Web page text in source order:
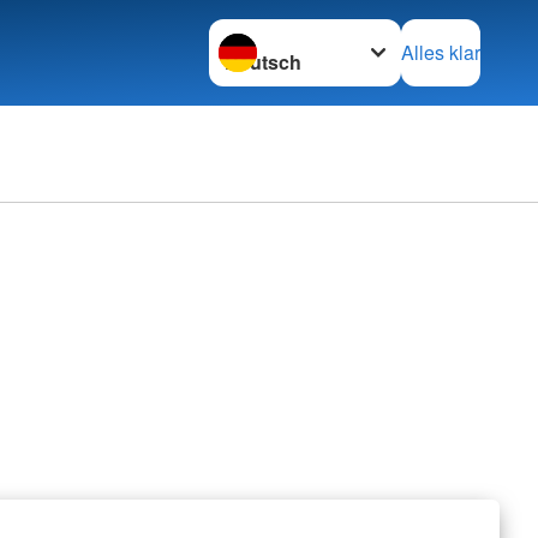
Sprache wechseln zu
Alles klar